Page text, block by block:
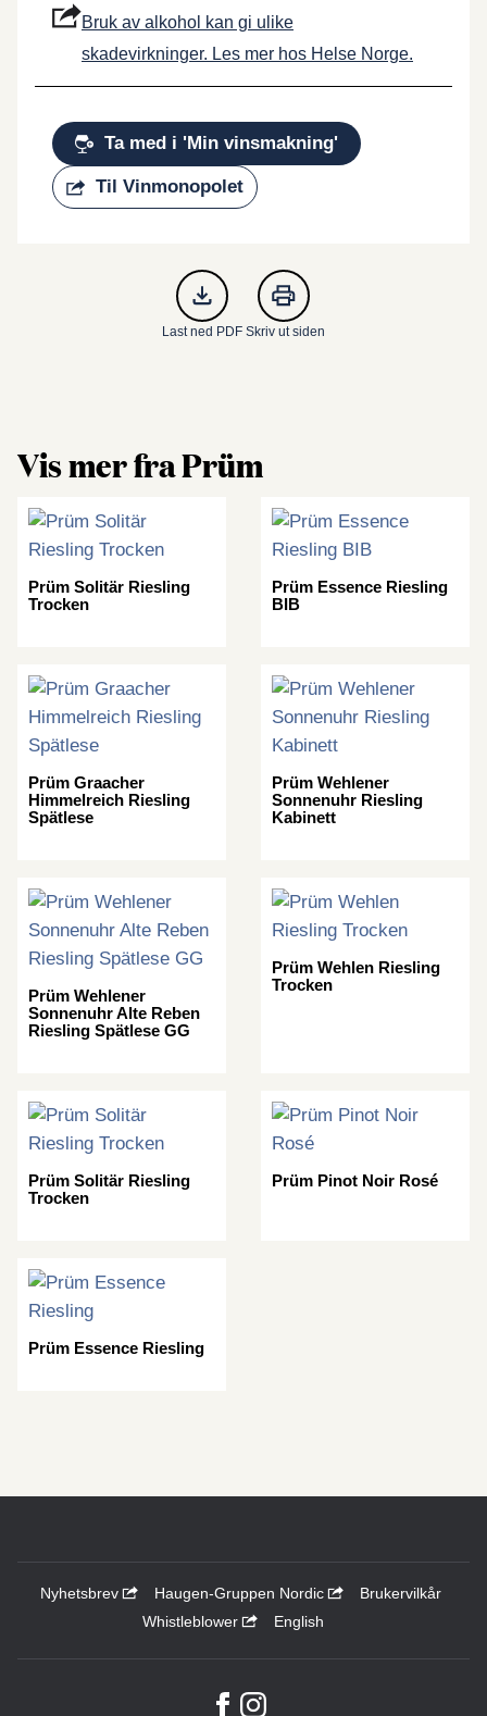
Bruk av alkohol kan gi ulike
skadevirkninger. Les mer hos Helse Norge.
Ta med i 'Min vinsmakning'
Til Vinmonopolet
Last ned PDF Skriv ut siden
Vis mer fra Prüm
Prüm Solitär Riesling
Trocken
Prüm Essence Riesling
BIB
Prüm Graacher
Himmelreich Riesling
Spätlese
Prüm Wehlener
Sonnenuhr Riesling
Kabinett
Prüm Wehlener
Sonnenuhr Alte Reben
Riesling Spätlese GG
Prüm Wehlen Riesling
Trocken
Prüm Solitär Riesling
Trocken
Prüm Pinot Noir Rosé
Prüm Essence Riesling
Nyhetsbrev Haugen-Gruppen Nordic
Brukervilkår
Whistleblower
English